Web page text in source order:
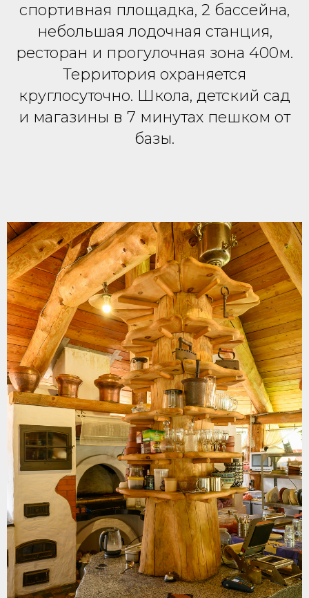
спортивная площадка, 2 бассейна,
небольшая лодочная станция,
ресторан и прогулочная зона 400м.
Территория охраняется
круглосуточно. Школа, детский сад
и магазины в 7 минутах пешком от
базы.